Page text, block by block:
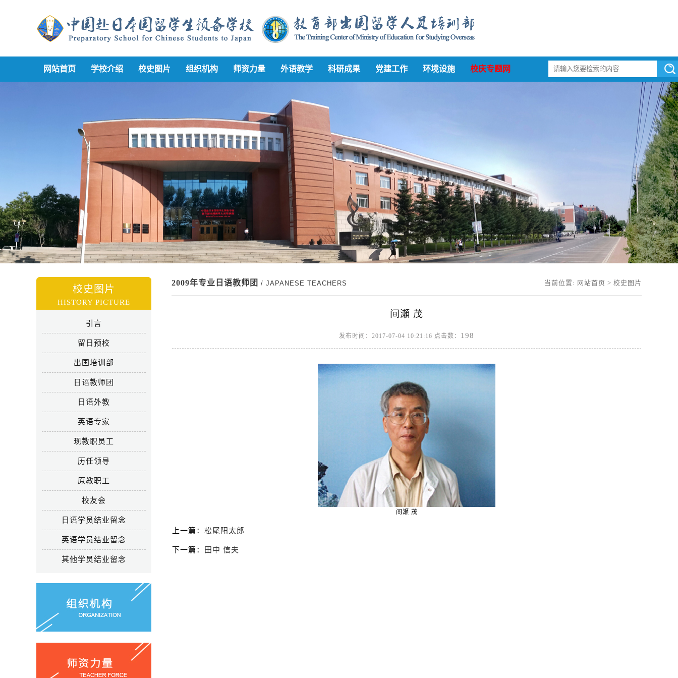
网站首页 学校介绍 校史图片 组织机构 师资力量 外语教学 科研成果 党建工作 环境设施 校庆专题网
校史图片
HISTORY PICTURE
引言
留日预校
出国培训部
日语教师团
日语外教
英语专家
现教职员工
历任领导
原教职工
校友会
日语学员结业留念
英语学员结业留念
其他学员结业留念
2009年专业日语教师团 / JAPANESE TEACHERS 当前位置: 网站首页 > 校史图片
间瀬 茂
发布时间：2017-07-04 10:21:16 点击数： 198
间瀬 茂
上一篇： 松尾阳太郎
下一篇： 田中 信夫